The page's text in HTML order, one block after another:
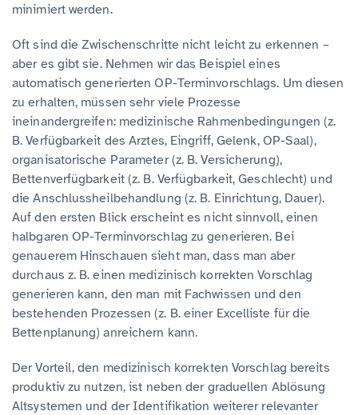
minimiert werden.
Oft sind die Zwischenschritte nicht leicht zu erkennen –
aber es gibt sie. Nehmen wir das Beispiel eines
automatisch generierten OP-Terminvorschlags. Um diesen
zu erhalten, müssen sehr viele Prozesse
ineinandergreifen: medizinische Rahmenbedingungen (z.
B. Verfügbarkeit des Arztes, Eingriff, Gelenk, OP-Saal),
organisatorische Parameter (z. B. Versicherung),
Bettenverfügbarkeit (z. B. Verfügbarkeit, Geschlecht) und
die Anschlussheilbehandlung (z. B. Einrichtung, Dauer).
Auf den ersten Blick erscheint es nicht sinnvoll, einen
halbgaren OP-Terminvorschlag zu generieren. Bei
genauerem Hinschauen sieht man, dass man aber
durchaus z. B. einen medizinisch korrekten Vorschlag
generieren kann, den man mit Fachwissen und den
bestehenden Prozessen (z. B. einer Excelliste für die
Bettenplanung) anreichern kann.
Der Vorteil, den medizinisch korrekten Vorschlag bereits
produktiv zu nutzen, ist neben der graduellen Ablösung
Altsystemen und der Identifikation weiterer relevanter